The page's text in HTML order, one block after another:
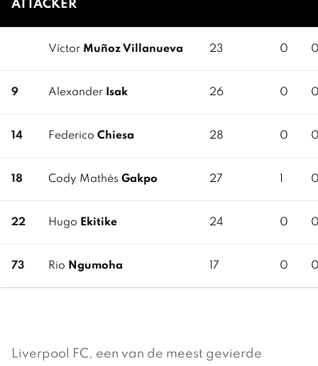
ATTACKER
Víctor Muñoz Villanueva 23 0
9 Alexander Isak 26 0
14 Federico Chiesa 28 0
18 Cody Mathès Gakpo 27
22 Hugo Ekitike 24 0
73 Rio Ngumoha 17 0
Liverpool FC, een van de meest gevierde